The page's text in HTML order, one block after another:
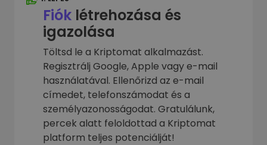
Fiók létrehozása és
igazolása
Töltsd le a Kriptomat alkalmazást.
Regisztrálj Google, Apple vagy e-mail
használatával. Ellenőrizd az e-mail
címedet, telefonszámodat és a
személyazonosságodat. Gratulálunk,
percek alatt feloldottad a Kriptomat
platform teljes potenciálját!